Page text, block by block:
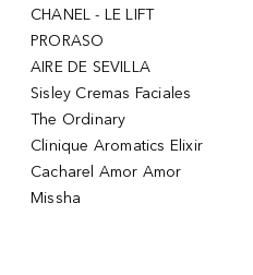
CHANEL - LE LIFT
PRORASO
AIRE DE SEVILLA
Sisley Cremas Faciales
The Ordinary
Clinique Aromatics Elixir
Cacharel Amor Amor
Missha